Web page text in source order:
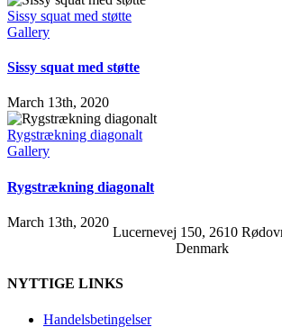
Sissy squat med støtte
Gallery
Sissy squat med støtte
March 13th, 2020
Rygstrækning diagonalt
Gallery
Rygstrækning diagonalt
March 13th, 2020
Lucernevej 150, 2610
Denmark
NYTTIGE LINKS
Handelsbetingelser